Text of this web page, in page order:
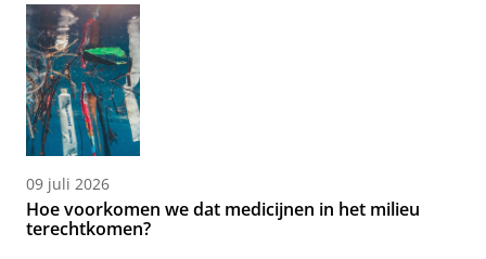
09 juli 2026
Hoe voorkomen we dat medicijnen in het milieu
terechtkomen?